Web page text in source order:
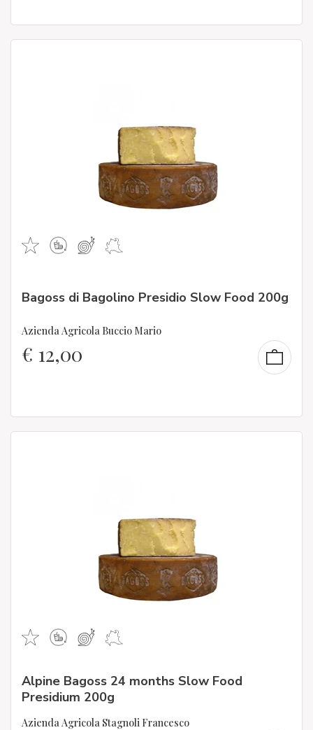
Bagoss di Bagolino Presidio Slow Food 200g
Azienda Agricola Buccio Mario
€ 12,00
Alpine Bagoss 24 months Slow Food
Presidium 200g
Azienda Agricola Stagnoli Francesco